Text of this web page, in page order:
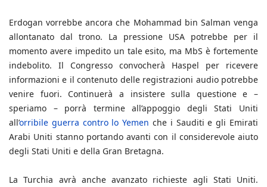
Erdogan vorrebbe ancora che Mohammad bin Salman venga
allontanato dal trono. La pressione USA potrebbe per il
momento avere impedito un tale esito, ma MbS è fortemente
indebolito. Il Congresso convocherà Haspel per ricevere
informazioni e il contenuto delle registrazioni audio potrebbe
venire fuori. Continuerà a insistere sulla questione e –
speriamo – porrà termine all’appoggio degli Stati Uniti
all’orribile guerra contro lo Yemen che i Sauditi e gli Emirati
Arabi Uniti stanno portando avanti con il considerevole aiuto
degli Stati Uniti e della Gran Bretagna.
La Turchia avrà anche avanzato richieste agli Stati Uniti.